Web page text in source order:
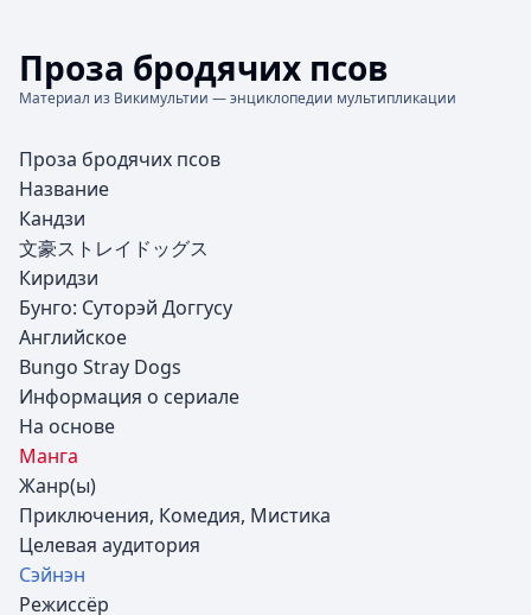
Проза бродячих псов
Материал из Викимультии — энциклопедии мультипликации
Проза бродячих псов
Название
Кандзи
文豪ストレイドッグス
Киридзи
Бунго: Суторэй Доггусу
Английское
Bungo Stray Dogs
Информация о сериале
На основе
Манга
Жанр(ы)
Приключения, Комедия, Мистика
Целевая аудитория
Сэйнэн
Режиссёр